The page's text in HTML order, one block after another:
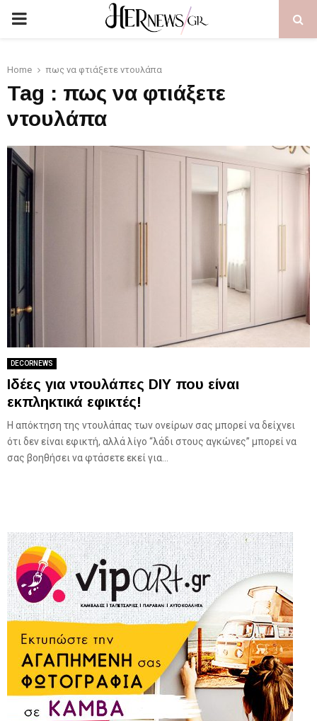
PRIMARY
Home πως να φτιάξετε ντουλάπα
Tag : πως να φτιάξετε
ντουλάπα
DECORNEWS
Ιδέες για ντουλάπες DIY που είναι
εκπληκτικά εφικτές!
Η απόκτηση της ντουλάπας των ονείρων σας μπορεί να δείχνει
ότι δεν είναι εφικτή, αλλά λίγο “λάδι στους αγκώνες” μπορεί να
σας βοηθήσει να φτάσετε εκεί για...